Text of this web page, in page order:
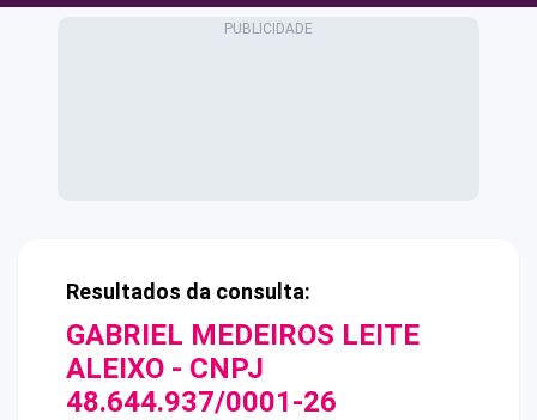
Resultados da consulta:
GABRIEL MEDEIROS LEITE
ALEIXO - CNPJ
48.644.937/0001-26